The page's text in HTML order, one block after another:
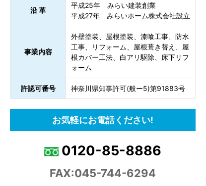
沿 革
平成25年 みらい建装創業
平成27年 みらいホーム株式会社設立
事業内容
外壁塗装、屋根塗装、漆喰工事、防水
工事、リフォーム、屋根葺き替え、屋
根カバー工法、白アリ駆除、床下リフ
ォーム
許認可番号 神奈川県知事許可(般ー5)第91883号
お気軽にお電話ください!
0120-85-8886
FAX:045-744-6294